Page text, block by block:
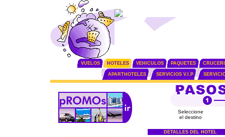
VUELOS HOTELES VEHICULOS PAQUETES
APARTHOTELES SERVICIOS V.I.P
Seleccione
el destino
DETALLES DEL HOTEL